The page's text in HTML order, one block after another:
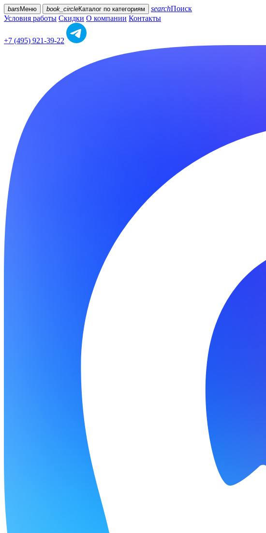
bars Меню book_circleКаталог по категориям searchПоиск
Условия работы Скидки О компании Контакты
+7 (495) 921-39-22